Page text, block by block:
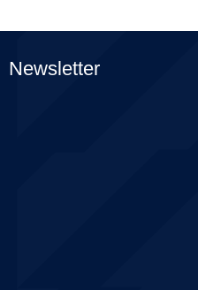
Newsletter